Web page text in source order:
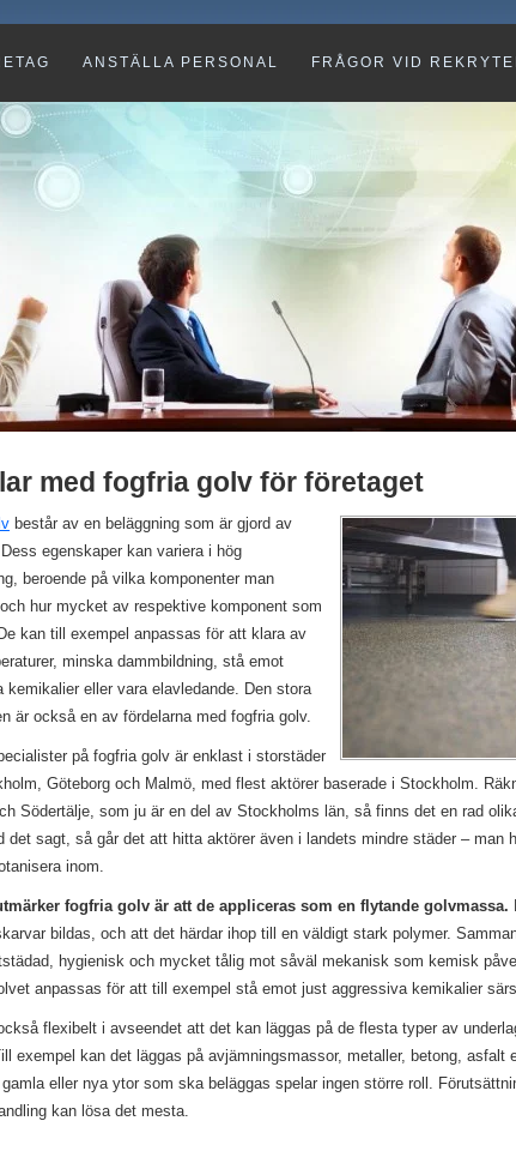
ANSTÄLLA PERSONAL FRÅGOR VID
med fogfria golv för företaget
består av en beläggning som är gjord av
egenskaper kan variera i hög
beroende på vilka komponenter man
hur mycket av respektive komponent som
kan till exempel anpassas för att klara av
minska dammbildning, stå emot
kemikalier eller vara elavledande. Den stora
är också en av fördelarna med fogfria golv.
på fogfria golv är enklast i storstäder
Göteborg och Malmö, med flest aktörer baserade i Stockholm.
Södertälje, som ju är en del av Stockholms län, så finns det en rad
det sagt, så går det att hitta aktörer även i landets mindre städer – man
inom.
fogfria golv är att de appliceras som en flytande golvmassa.
bildas, och att det härdar ihop till en väldigt stark polymer.
hygienisk och mycket tålig mot såväl mekanisk som kemisk
anpassas för att till exempel stå emot just aggressiva kemikalier
flexibelt i avseendet att det kan läggas på de flesta typer av
exempel kan det läggas på avjämningsmassor, metaller, betong, asfalt
eller nya ytor som ska beläggas spelar ingen större roll.
kan lösa det mesta.